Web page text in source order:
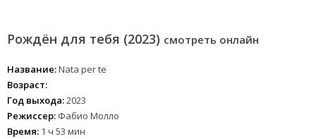
Рождён для тебя (2023) смотреть онлайн
Название:Nata per te
Возраст:
Год выхода:2023
Режиссер: Фабио Молло
Время: 1 ч 53 мин